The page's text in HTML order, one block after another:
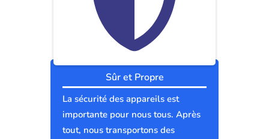
Sûr et Propre
La sécurité des appareils est
importante pour nous tous. Après
tout, nous transportons des